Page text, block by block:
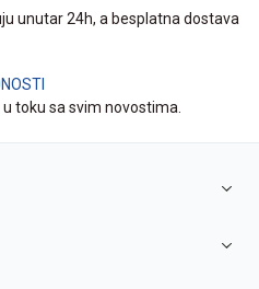
unutar 24h, a besplatna dostava
toku sa svim novostima.